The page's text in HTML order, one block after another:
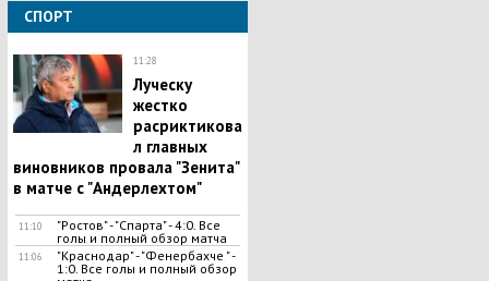
СПОРТ
11:28
Луческу
жестко
расриктикова
л главных
виновников провала "Зенита"
в матче с "Андерлехтом"
11:10
"Ростов" - "Спарта" - 4:0. Все
голы и полный обзор матча
11:06
"Краснодар" - "Фенербахче " -
1:0. Все голы и полный обзор